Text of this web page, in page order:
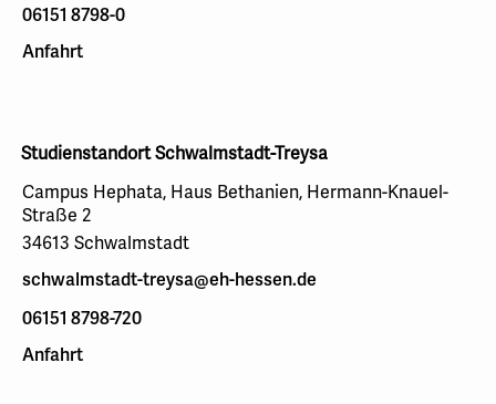
06151 8798-0
Anfahrt
Studienstandort Schwalmstadt-Treysa
Campus Hephata, Haus Bethanien, Hermann-Knauel-
Straße 2
34613 Schwalmstadt
schwalmstadt-treysa@eh-hessen.de
06151 8798-720
Anfahrt